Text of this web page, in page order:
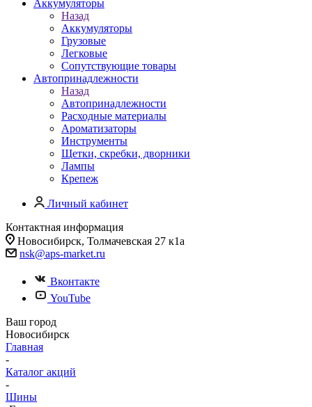
Аккумуляторы
Назад
Аккумуляторы
Грузовые
Легковые
Сопутствующие товары
Автопринадлежности
Назад
Автопринадлежности
Расходные материалы
Ароматизаторы
Инструменты
Щетки, скребки, дворники
Лампы
Крепеж
Личный кабинет
Контактная информация
Новосибирск, Толмачевская 27 к1а
nsk@aps-market.ru
Вконтакте
YouTube
Ваш город
Новосибирск
Главная
-
Каталог акций
-
Шины